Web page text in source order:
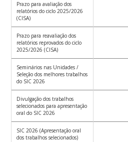
Prazo para avaliação dos
relatórios do ciclo 2025/2026
(CISA)
Prazo para reavaliação dos
relatórios reprovados do ciclo
2025/2026 (CISA)
Seminários nas Unidades /
Seleção dos melhores trabalhos
do SIC 2026
Divulgação dos trabalhos
selecionados para apresentação
oral do SIC 2026
SIC 2026 (Apresentação oral
dos trabalhos selecionados)